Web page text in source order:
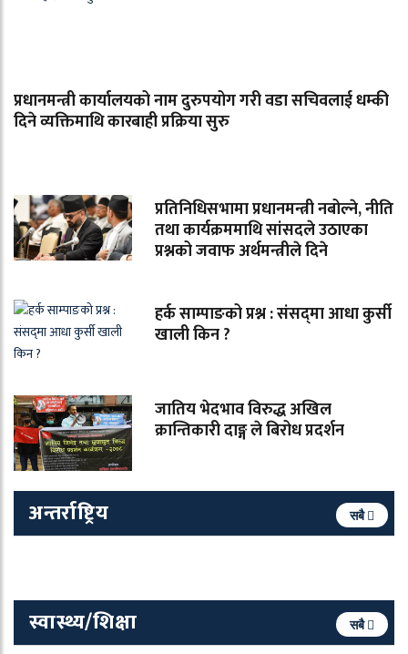
प्रधानमन्त्री कार्यालयको नाम दुरुपयोग गरी वडा सचिवलाई धम्की
दिने व्यक्तिमाथि कारबाही प्रक्रिया सुरु
प्रतिनिधिसभामा प्रधानमन्त्री नबोल्ने, नीति
तथा कार्यक्रममाथि सांसदले उठाएका
प्रश्नको जवाफ अर्थमन्त्रीले दिने
हर्क साम्पाङको प्रश्न : संसद्‌मा आधा कुर्सी
खाली किन ?
जातिय भेदभाव विरुद्ध अखिल
क्रान्तिकारी दाङ्ग ले बिरोध प्रदर्शन
अन्तर्राष्ट्रिय सबै
स्वास्थ्य/शिक्षा सबै